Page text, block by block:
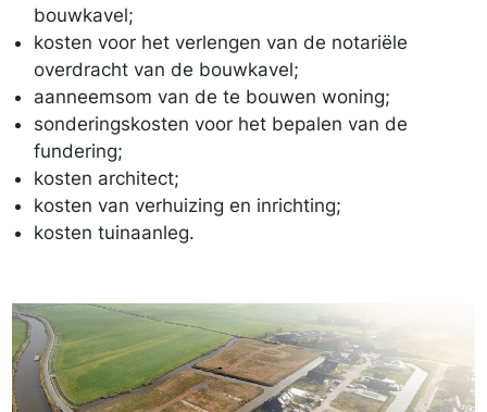
bouwkavel;
kosten voor het verlengen van de notariële
overdracht van de bouwkavel;
aanneemsom van de te bouwen woning;
sonderingskosten voor het bepalen van de
fundering;
kosten architect;
kosten van verhuizing en inrichting;
kosten tuinaanleg.